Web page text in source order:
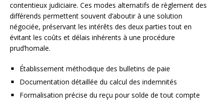
contentieux judiciaire. Ces modes alternatifs de règlement des
différends permettent souvent d’aboutir à une solution
négociée, préservant les intérêts des deux parties tout en
évitant les coûts et délais inhérents à une procédure
prud’homale.
Établissement méthodique des bulletins de paie
Documentation détaillée du calcul des indemnités
Formalisation précise du reçu pour solde de tout compte